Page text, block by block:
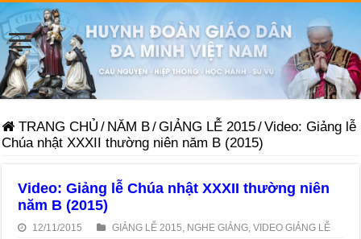
TRANG CHỦ / NĂM B/GIẢNG LỄ 2015/Video: Giảng lễ
Chúa nhật XXXII thường niên năm B (2015)
Video: Giảng lễ Chúa nhật XXXII thường niên
năm B (2015)
12/11/2015 GIẢNG LỄ 2015 NGHE GIẢNG ,VIDEO GIẢNG LỄ